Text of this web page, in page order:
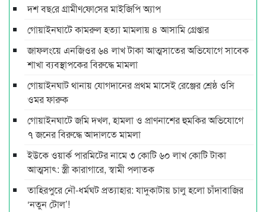
দশ বছ‌রে গ্রামীণ‌ফো‌সের মাইজিপি অ্যাপ
গোয়াইনঘাটে কামরুল হত্যা মামলায় ৪ আসামি গ্রেপ্তার
জাফলংয়ে এনজিওর ৬৪ লাখ টাকা আত্মসাতের অভিযোগে সাবেক
শাখা ব্যবস্থাপকের বিরুদ্ধে মামলা
গোয়াইনঘাট থানায় যোগদানের প্রথম মাসেই রেঞ্জের শ্রেষ্ঠ ওসি
ওমর ফারুক
গোয়াইনঘাটে জমি দখল, হামলা ও প্রাণনাশের হুমকির অভিযোগে
৭ জনের বিরুদ্ধে আদালতে মামলা
ইউকে ওয়ার্ক পারমিটের নামে ৩ কোটি ৬০ লাখ কোটি টাকা
আত্মসাৎ: স্ত্রী কারাগারে, স্বামী পলাতক
তাহিরপুরে নৌ-ধর্মঘট প্রত্যাহার: যাদুকাটায় চালু হলো চাঁদাবাজির
‘নতুন টোল’!